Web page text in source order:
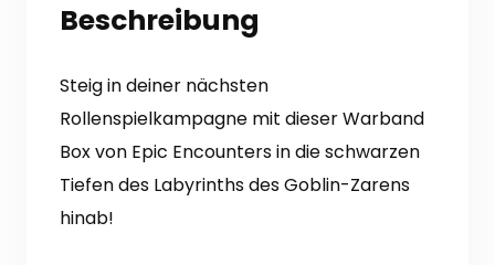
Menge
Beschreibung
Steig in deiner nächsten
Rollenspielkampagne mit dieser Warband
Box von Epic Encounters in die schwarzen
Tiefen des Labyrinths des Goblin-Zarens
hinab!